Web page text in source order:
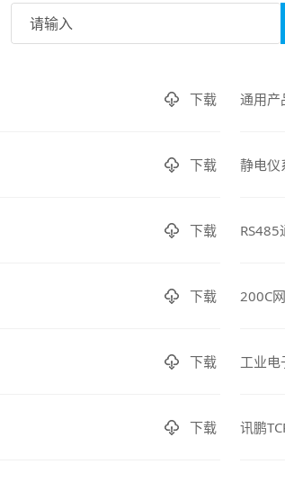
下载 通用产
下载 静电仪
下载
下载 200C
下载 工业电
下载 讯鹏